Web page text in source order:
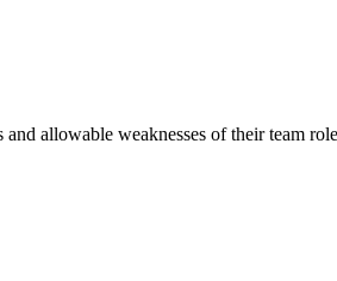
allowable weaknesses of their team
konfliktstile. Vi har benyttet SDI